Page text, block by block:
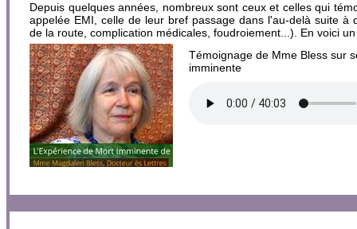
Depuis quelques années, nombreux sont ceux et celles qui
appelée EMI, celle de leur bref passage dans l'au-delà suite à
de la route, complication médicales, foudroiement...). En voici
Témoignage de Mme Bless sur
imminente